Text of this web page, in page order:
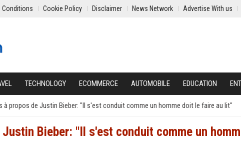
Conditions Cookie Policy Disclaimer News Network Advertise With us
TECHNOLOGY ECOMMERCE AUTOMOBILE EDUCATION
à propos de Justin Bieber: "Il s'est conduit comme un homme doit le faire au lit"
Bieber: "Il s'est conduit comme un